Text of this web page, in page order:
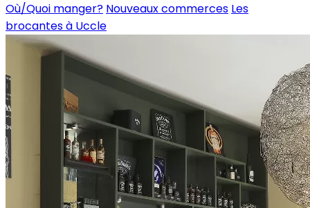
Où/Quoi manger? Nouveaux commerces Les
brocantes à Uccle